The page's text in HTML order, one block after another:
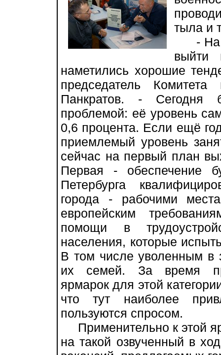
тыла и
- На
выйти
наметились хорошие
председатель
Панкратов. - Сегодня
проблемой: её уровень
0,6 процента. Если ещё
приемлемый уровень
сейчас на первый план
Первая - обеспечение
Петербурга
города - рабочими
европейским
помощи в
населения, которые
В том числе уволенным в
их семей. За время
ярмарок для этой
что тут наиболее
пользуются спросом.
Применительно к этой
на такой озвученный в